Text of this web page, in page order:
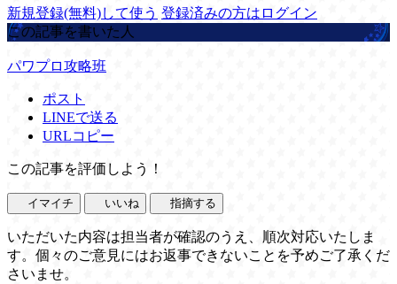
新規登録(無料)して使う 登録済みの方はログイン
この記事を書いた人
パワプロ攻略班
ポスト
LINEで送る
URLコピー
この記事を評価しよう！
イマイチ いいね 指摘する
いただいた内容は担当者が確認のうえ、順次対応いたしま
す。個々のご意見にはお返事できないことを予めご了承くだ
さいませ。